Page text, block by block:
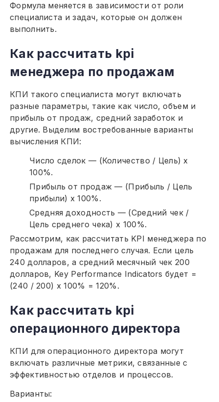
Формула меняется в зависимости от роли
специалиста и задач, которые он должен
выполнить.
Как рассчитать kpi
менеджера по продажам
КПИ такого специалиста могут включать
разные параметры, такие как число, объем и
прибыль от продаж, средний заработок и
другие. Выделим востребованные варианты
вычисления КПИ:
Число сделок — (Количество / Цель) x
100%.
Прибыль от продаж — (Прибыль / Цель
прибыли) x 100%.
Средняя доходность — (Средний чек /
Цель среднего чека) x 100%.
Рассмотрим, как рассчитать KPI менеджера по
продажам для последнего случая. Если цель
240 долларов, а средний месячный чек 200
долларов, Key Performance Indicators будет =
(240 / 200) x 100% = 120%.
Как рассчитать kpi
операционного директора
КПИ для операционного директора могут
включать различные метрики, связанные с
эффективностью отделов и процессов.
Варианты: